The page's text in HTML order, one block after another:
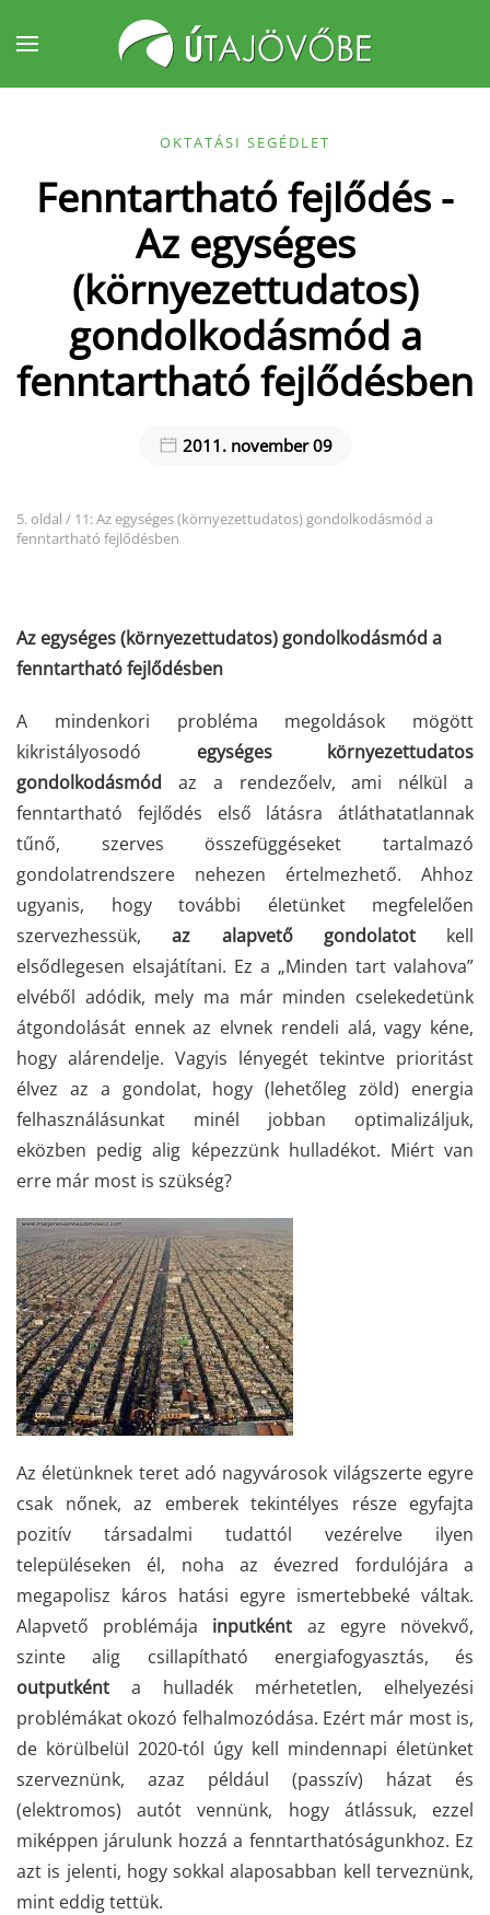
Fő tartalom átugrása
OKTATÁSI SEGÉDLET
Fenntartható fejlődés -
Az egységes
(környezettudatos)
gondolkodásmód a
fenntartható fejlődésben
2011. november 09
5. oldal / 11: Az egységes (környezettudatos) gondolkodásmód a
fenntartható fejlődésben
Az egységes (környezettudatos) gondolkodásmód a
fenntartható fejlődésben
A mindenkori probléma megoldások mögött
kikristályosodó egységes környezettudatos
gondolkodásmód az a rendezőelv, ami nélkül a
fenntartható fejlődés első látásra átláthatatlannak
tűnő, szerves összefüggéseket tartalmazó
gondolatrendszere nehezen értelmezhető. Ahhoz
ugyanis, hogy további életünket megfelelően
szervezhessük,az alapvető gondolatotkell
elsődlegesen elsajátítani. Ez a „Minden tart valahova”
elvéből adódik, mely ma már minden cselekedetünk
átgondolását ennek az elvnek rendeli alá, vagy kéne,
hogy alárendelje. Vagyis lényegét tekintve prioritást
élvez az a gondolat, hogy (lehetőleg zöld) energia
felhasználásunkat minél jobban optimalizáljuk,
eközben pedig alig képezzünk hulladékot. Miért van
erre már most is szükség?
Az életünknek teret adó nagyvárosok világszerte egyre
csak nőnek, az emberek tekintélyes része egyfajta
pozitív társadalmi tudattól vezérelve ilyen
településeken él, noha az évezred fordulójára a
megapolisz káros hatási egyre ismertebbeké váltak.
Alapvető problémája inputként az egyre növekvő,
szinte alig csillapítható energiafogyasztás, és
outputként a hulladék mérhetetlen, elhelyezési
problémákat okozó felhalmozódása. Ezért már most is,
de körülbelül 2020-tól úgy kell mindennapi életünket
szerveznünk, azaz például (passzív) házat és
(elektromos) autót vennünk, hogy átlássuk, ezzel
miképpen járulunk hozzá a fenntarthatóságunkhoz. Ez
azt is jelenti, hogy sokkal alaposabban kell terveznünk,
mint eddig tettük.